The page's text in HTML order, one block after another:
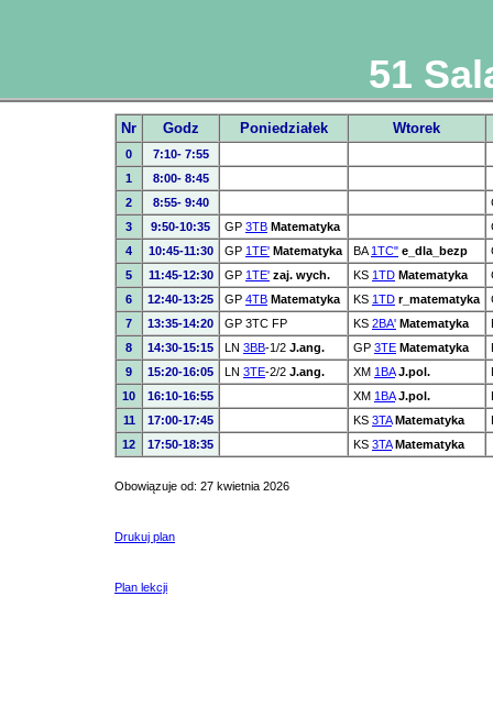
51
Nr Godz Poniedziałek Wtorek
0
7:10- 7:55
1
8:00- 8:45
2
8:55- 9:40
3
9:50-10:35 GP 3TB Matematyka
4
10:45-11:30 GP 1TE' Matematyka BA 1TC" e_dla_bezp
5
11:45-12:30 GP 1TE' zaj. wych. KS 1TD Matematyka
6
12:40-13:25 GP 4TB Matematyka KS 1TD r_matematyka
7
13:35-14:20 GP 3TC FP KS 2BA' Matematyka
8
14:30-15:15 LN 3BB-1/2 J.ang. GP 3TE Matematyka
9
15:20-16:05 LN 3TE-2/2 J.ang. XM 1BA J.pol.
10
16:10-16:55 XM 1BA J.pol.
11
17:00-17:45 KS 3TA Matematyka
12
17:50-18:35 KS 3TA Matematyka
Obowiązuje od: 27 kwietnia 2026
Drukuj plan
Plan lekcji